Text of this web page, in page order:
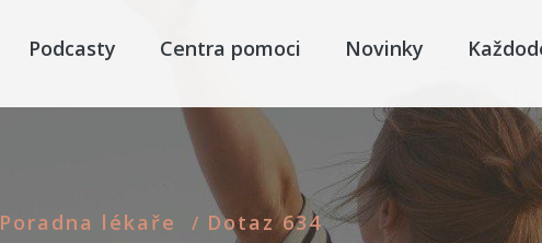
Podcasty Centra pomoci Novinky
Poradna lékaře / Dotaz 634